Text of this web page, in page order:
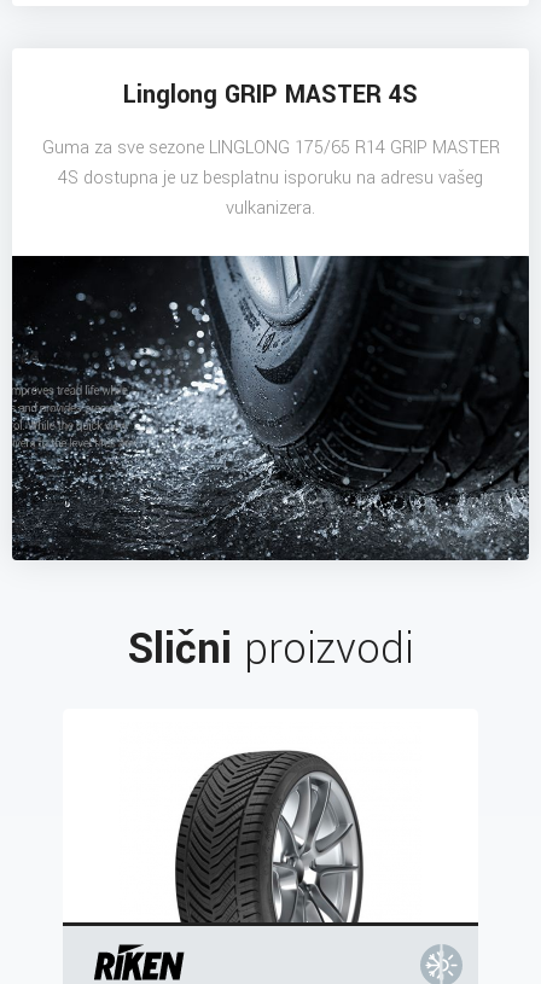
Linglong GRIP MASTER 4S
Guma za sve sezone LINGLONG 175/65 R14 GRIP MASTER
4S dostupna je uz besplatnu isporuku na adresu vašeg
vulkanizera.
Slični proizvodi